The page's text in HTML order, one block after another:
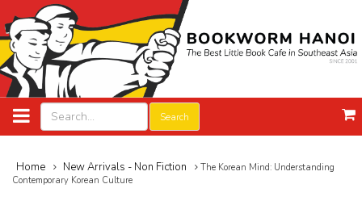
Search
Home New Arrivals - Non Fiction
The Korean Mind: Understanding
Contemporary Korean Culture